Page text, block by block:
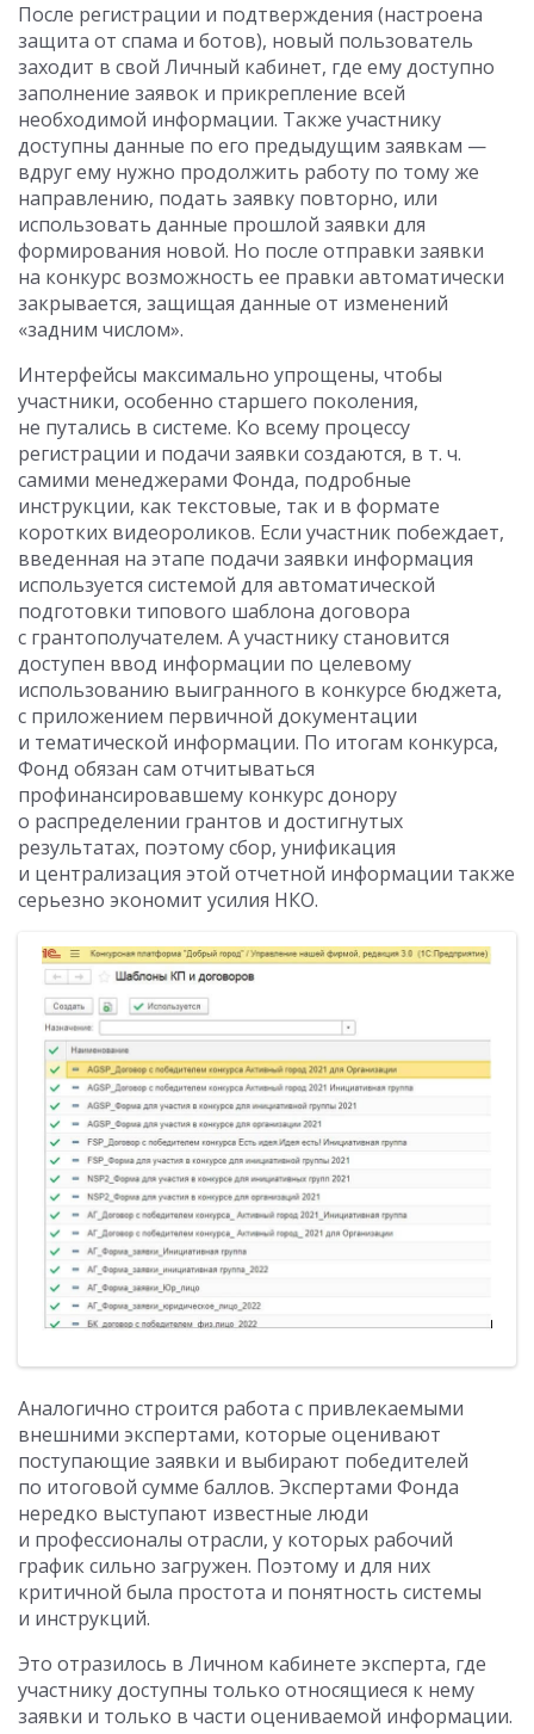
После регистрации и подтверждения (настроена
защита от спама и ботов), новый пользователь
заходит в свой Личный кабинет, где ему доступно
заполнение заявок и прикрепление всей
необходимой информации. Также участнику
доступны данные по его предыдущим заявкам —
вдруг ему нужно продолжить работу по тому же
направлению, подать заявку повторно, или
использовать данные прошлой заявки для
формирования новой. Но после отправки заявки
на конкурс возможность ее правки автоматически
закрывается, защищая данные от изменений
«задним числом».
Интерфейсы максимально упрощены, чтобы
участники, особенно старшего поколения,
не путались в системе. Ко всему процессу
регистрации и подачи заявки создаются, в т. ч.
самими менеджерами Фонда, подробные
инструкции, как текстовые, так и в формате
коротких видеороликов. Если участник побеждает,
введенная на этапе подачи заявки информация
используется системой для автоматической
подготовки типового шаблона договора
с грантополучателем. А участнику становится
доступен ввод информации по целевому
использованию выигранного в конкурсе бюджета,
с приложением первичной документации
и тематической информации. По итогам конкурса,
Фонд обязан сам отчитываться
профинансировавшему конкурс донору
о распределении грантов и достигнутых
результатах, поэтому сбор, унификация
и централизация этой отчетной информации также
серьезно экономит усилия НКО.
Аналогично строится работа с привлекаемыми
внешними экспертами, которые оценивают
поступающие заявки и выбирают победителей
по итоговой сумме баллов. Экспертами Фонда
нередко выступают известные люди
и профессионалы отрасли, у которых рабочий
график сильно загружен. Поэтому и для них
критичной была простота и понятность системы
и инструкций.
Это отразилось в Личном кабинете эксперта, где
участнику доступны только относящиеся к нему
заявки и только в части оцениваемой информации.